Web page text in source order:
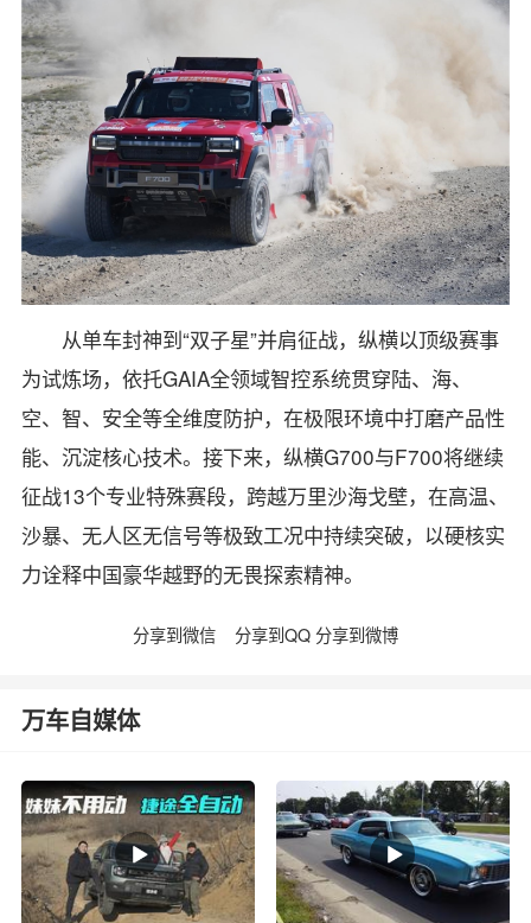
从单车封神到“双子星”并肩征战，纵横以顶级赛事
为试炼场，依托GAIA全领域智控系统贯穿陆、海、
空、智、安全等全维度防护，在极限环境中打磨产品性
能、沉淀核心技术。接下来，纵横G700与F700将继续
征战13个专业特殊赛段，跨越万里沙海戈壁，在高温、
沙暴、无人区无信号等极致工况中持续突破，以硬核实
力诠释中国豪华越野的无畏探索精神。
分享到微信 分享到QQ 分享到微博
万车自媒体